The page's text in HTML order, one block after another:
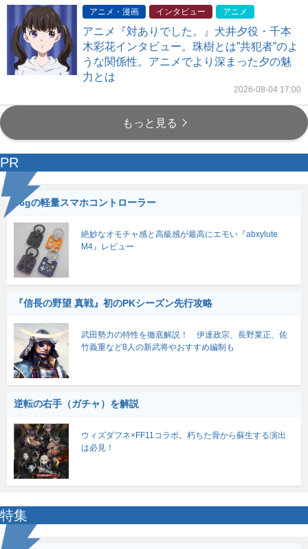
アニメ・漫画 インタビュー アニメ
アニメ『対ありでした。』犬井夕役・千本
木彩花インタビュー。珠樹とは”共犯者”のよ
うな関係性。アニメでより深まった夕の魅
力とは
2026-08-04 17:00
もっと見る
PR
56gの軽量スマホコントローラー
絶妙なオモチャ感と高級感が最高にエモい『abxylute
M4』レビュー
『信長の野望 真戦』初のPKシーズン先行攻略
武田勢力の特性を徹底解説！ 伊達政宗、長野業正、佐
竹義重など8人の新武将やおすすめ編制も
逆転の右手（ガチャ）を解説
ウィズダフネ×FF11コラボ。朽ちた骨から蘇生する演出
は必見！
特集